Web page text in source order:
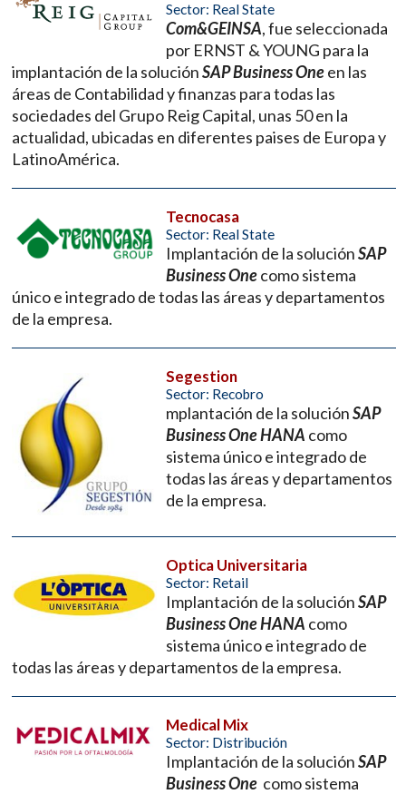
Sector: Real State
Com&GEINSA, fue seleccionada
por ERNST & YOUNG para la
implantación de la soluciónSAP Business Oneen las
áreas de Contabilidad y finanzas para todas las
sociedades del Grupo Reig Capital, unas 50 en la
actualidad, ubicadas en diferentes paises de Europa y
LatinoAmérica.
Tecnocasa
Sector: Real State
Implantación de la soluciónSAP
Business Onecomo sistema
único e integrado de todas las áreas y departamentos
de la empresa.
Segestion
Sector: Recobro
mplantación de la soluciónSAP
Business One HANA como
sistema único e integrado de
todas las áreas y departamentos
de la empresa.
Optica Universitaria
Sector: Retail
Implantación de la soluciónSAP
Business One HANA como
sistema único e integrado de
todas las áreas y departamentos de la empresa.
Medical Mix
Sector: Distribución
Implantación de la soluciónSAP
Business One como sistema